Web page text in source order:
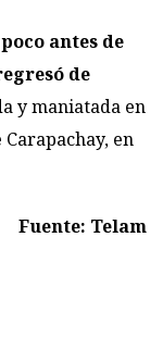
antes de
de
y maniatada en
Carapachay, en
Fuente: Telam